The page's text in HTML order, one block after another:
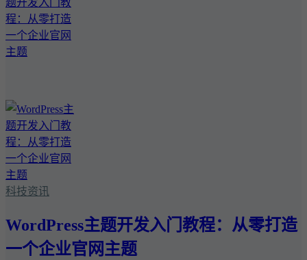
科技资讯
WordPress主题开发入门教程：从零打造
一个企业官网主题